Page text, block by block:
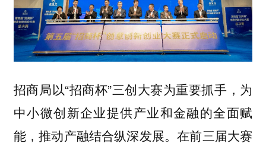
招商局以“招商杯”三创大赛为重要抓手，为
中小微创新企业提供产业和金融的全面赋
能，推动产融结合纵深发展。在前三届大赛